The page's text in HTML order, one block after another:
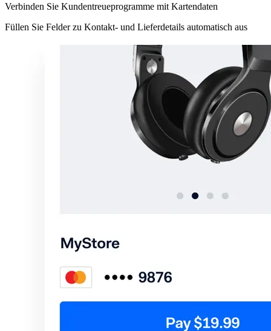
Verbinden Sie Kundentreueprogramme mit Kartendaten
Füllen Sie Felder zu Kontakt- und Lieferdetails automatisch aus